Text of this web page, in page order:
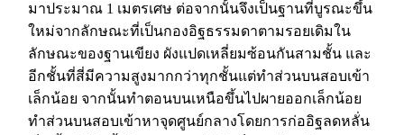
มาประมาณ 1 เมตรเศษ ต่อจากนั้นจึงเป็นฐานที่บูรณะขึ้น
ใหม่จากลักษณะที่เป็นกองอิฐธรรมดาตามรอยเดิมใน
ลักษณะของฐานเขียง ผังแปดเหลี่ยมซ้อนกันสามชั้น และ
อีกชั้นที่สี่มีความสูงมากกว่าทุกชั้นแต่ทําส่วนบนสอบเข้า
เล็กน้อย จากนั้นทําตอนบนเหนือขึ้นไปผายออกเล็กน้อย
ทําส่วนบนสอบเข้าหาจุดศูนย์กลางโดยการก่ออิฐลดหลั่น